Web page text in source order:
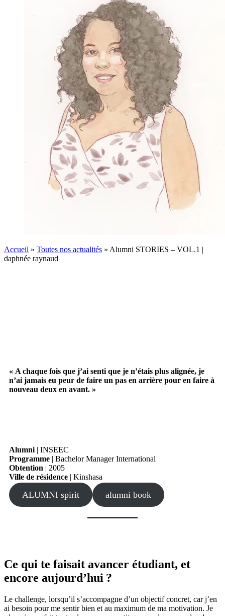
Accueil » Toutes nos actualités » Alumni STORIES – VOL.1 |
daphnée raynaud
« A chaque fois que j’ai senti que je n’étais plus alignée, je
n’ai jamais eu peur de faire un pas en arrière pour en faire à
nouveau deux en avant. »
Alumni | INSEEC
Programme | Bachelor Manager International
Obtention | 2005
Ville de résidence | Kinshasa
ALUMNI spirit alumni book
Ce qui te faisait avancer étudiant, et
encore aujourd’hui ?
Le challenge, lorsqu’il s’accompagne d’un objectif concret, car j’en
ai besoin pour me sentir bien et au maximum de ma motivation. Je